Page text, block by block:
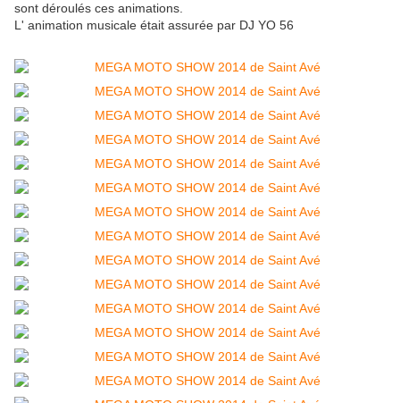
sont déroulés ces animations.
L' animation musicale était assurée par DJ YO 56